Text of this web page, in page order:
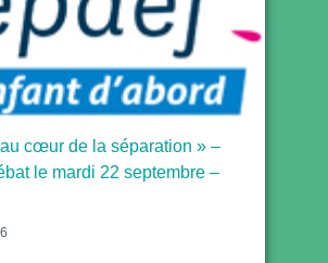
au cœur de la séparation » –
le mardi 22 septembre –